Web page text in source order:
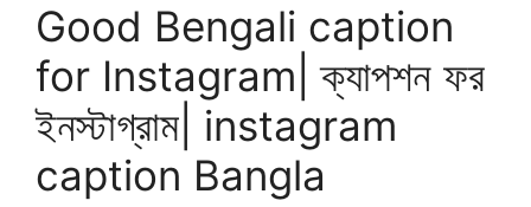
Good Bengali caption
for Instagram| ক্যাপশন ফর
ইনস্টাগ্রাম| instagram
caption Bangla